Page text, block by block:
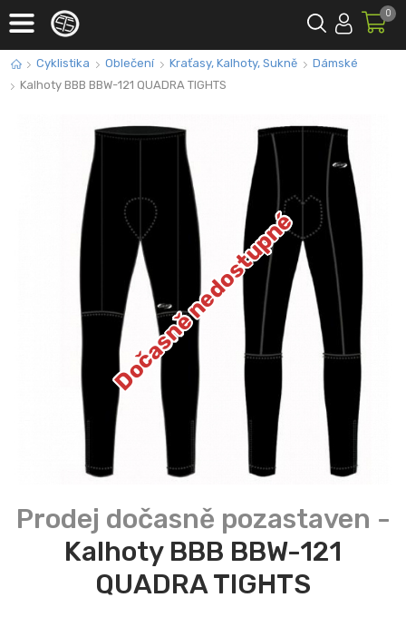
0
Cyklistika Oblečení Kraťasy, Kalhoty, Sukně
Dámské
Kalhoty BBB BBW-121 QUADRA TIGHTS
Dočasně nedostupné
Kalhoty BBB BBW-121
QUADRA TIGHTS